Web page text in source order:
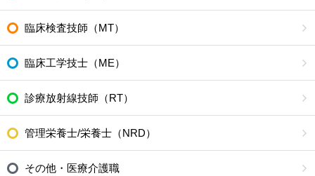
臨床検査技師（MT）
臨床工学技士（ME）
診療放射線技師（RT）
管理栄養士/栄養士（NRD）
その他・医療介護職